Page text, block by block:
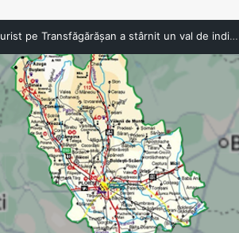
Festivalul Cașcavelei revine la Valea Doftanei. Trei zile de tradiții, gastronomie și spectacole în perioada 28–30 august